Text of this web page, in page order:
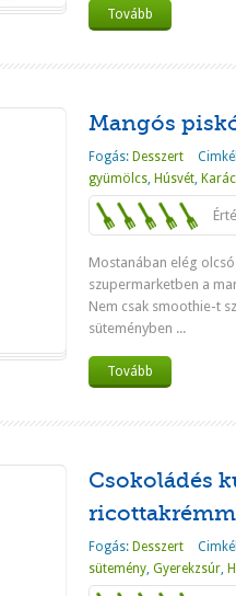
Tovább
Mangós
Fogás: Desszert
gyümölcs, Húsvét,
Mostanában elég
szupermarketben a
Nem csak smoothie-t
süteményben ...
Tovább
Csokoládés
Fogás: Desszert
sütemény, Gyerekzsúr,